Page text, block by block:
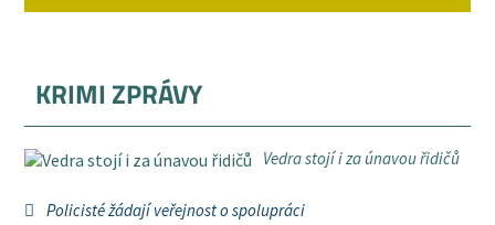
KRIMI ZPRÁVY
Vedra stojí i za únavou řidičů
Policisté žádají veřejnost o spolupráci